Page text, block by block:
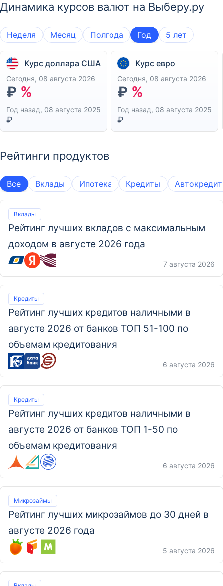
Динамика курсов валют на Выберу.ру
Неделя Месяц Полгода Год 5 лет
Курс доллара США
Сегодня, 08 августа 2026
₽ %
Год назад, 08 августа 2025
₽
Курс евро
Сегодня, 08 августа 2026
₽ %
Год назад, 08 августа 2025
₽
Рейтинги продуктов
Все Вклады Ипотека Кредиты
Вклады
Рейтинг лучших вкладов с максимальным
доходом в августе 2026 года
7 августа 2026
Кредиты
Рейтинг лучших кредитов наличными в
августе 2026 от банков ТОП 51-100 по
объемам кредитования
6 августа 2026
Кредиты
Рейтинг лучших кредитов наличными в
августе 2026 от банков ТОП 1-50 по
объемам кредитования
6 августа 2026
Микрозаймы
Рейтинг лучших микрозаймов до 30 дней в
августе 2026 года
5 августа 2026